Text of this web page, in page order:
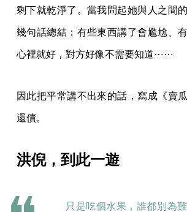
剩下就乾淨了。當我問起她與人之間
幾句話總結：有些東西講了會尷尬、
心裡就好，對方好像不需要知道⋯⋯
因此把平常講不出來的話，寫成《賣
還債。
洪倪，到此一遊
只是吃個水果，誰都別為